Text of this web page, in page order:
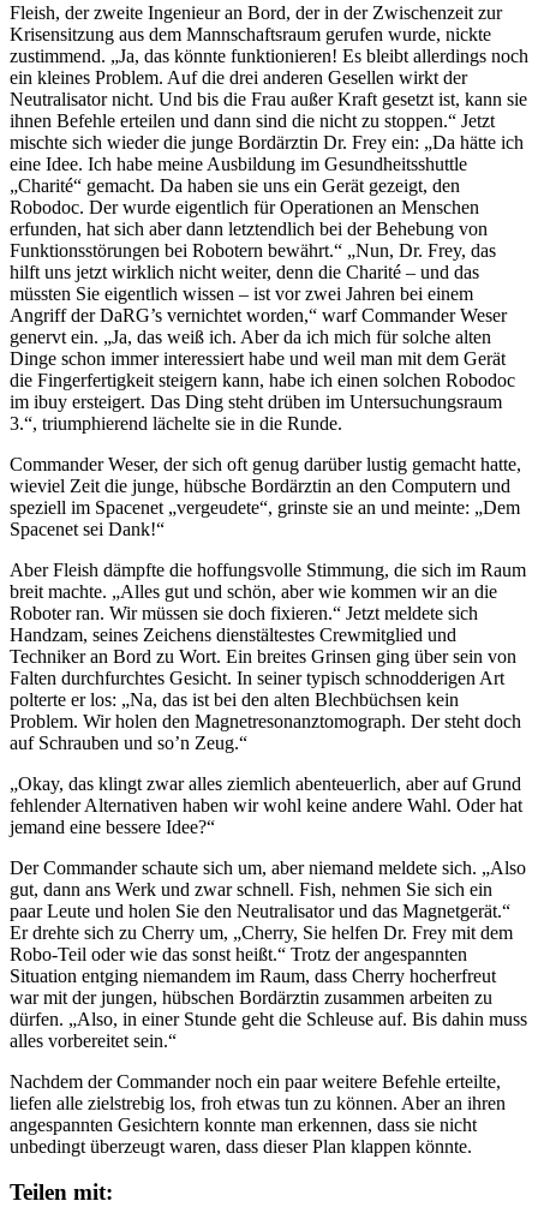
Fleish, der zweite Ingenieur an Bord, der in der Zwischenzeit zur
Krisensitzung aus dem Mannschaftsraum gerufen wurde, nickte
zustimmend. „Ja, das könnte funktionieren! Es bleibt allerdings noch
ein kleines Problem. Auf die drei anderen Gesellen wirkt der
Neutralisator nicht. Und bis die Frau außer Kraft gesetzt ist, kann sie
ihnen Befehle erteilen und dann sind die nicht zu stoppen.“ Jetzt
mischte sich wieder die junge Bordärztin Dr. Frey ein: „Da hätte ich
eine Idee. Ich habe meine Ausbildung im Gesundheitsshuttle
„Charité“ gemacht. Da haben sie uns ein Gerät gezeigt, den
Robodoc. Der wurde eigentlich für Operationen an Menschen
erfunden, hat sich aber dann letztendlich bei der Behebung von
Funktionsstörungen bei Robotern bewährt.“ „Nun, Dr. Frey, das
hilft uns jetzt wirklich nicht weiter, denn die Charité – und das
müssten Sie eigentlich wissen – ist vor zwei Jahren bei einem
Angriff der DaRG’s vernichtet worden,“ warf Commander Weser
genervt ein. „Ja, das weiß ich. Aber da ich mich für solche alten
Dinge schon immer interessiert habe und weil man mit dem Gerät
die Fingerfertigkeit steigern kann, habe ich einen solchen Robodoc
im ibuy ersteigert. Das Ding steht drüben im Untersuchungsraum
3.“, triumphierend lächelte sie in die Runde.
Commander Weser, der sich oft genug darüber lustig gemacht hatte,
wieviel Zeit die junge, hübsche Bordärztin an den Computern und
speziell im Spacenet „vergeudete“, grinste sie an und meinte: „Dem
Spacenet sei Dank!“
Aber Fleish dämpfte die hoffungsvolle Stimmung, die sich im Raum
breit machte. „Alles gut und schön, aber wie kommen wir an die
Roboter ran. Wir müssen sie doch fixieren.“ Jetzt meldete sich
Handzam, seines Zeichens dienstältestes Crewmitglied und
Techniker an Bord zu Wort. Ein breites Grinsen ging über sein von
Falten durchfurchtes Gesicht. In seiner typisch schnodderigen Art
polterte er los: „Na, das ist bei den alten Blechbüchsen kein
Problem. Wir holen den Magnetresonanztomograph. Der steht doch
auf Schrauben und so’n Zeug.“
„Okay, das klingt zwar alles ziemlich abenteuerlich, aber auf Grund
fehlender Alternativen haben wir wohl keine andere Wahl. Oder hat
jemand eine bessere Idee?“
Der Commander schaute sich um, aber niemand meldete sich. „Also
gut, dann ans Werk und zwar schnell. Fish, nehmen Sie sich ein
paar Leute und holen Sie den Neutralisator und das Magnetgerät.“
Er drehte sich zu Cherry um, „Cherry, Sie helfen Dr. Frey mit dem
Robo-Teil oder wie das sonst heißt.“ Trotz der angespannten
Situation entging niemandem im Raum, dass Cherry hocherfreut
war mit der jungen, hübschen Bordärztin zusammen arbeiten zu
dürfen. „Also, in einer Stunde geht die Schleuse auf. Bis dahin muss
alles vorbereitet sein.“
Nachdem der Commander noch ein paar weitere Befehle erteilte,
liefen alle zielstrebig los, froh etwas tun zu können. Aber an ihren
angespannten Gesichtern konnte man erkennen, dass sie nicht
unbedingt überzeugt waren, dass dieser Plan klappen könnte.
Teilen mit: